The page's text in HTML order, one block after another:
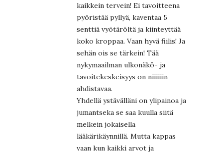
kaikkein tervein! Ei tavoitteena
pyöristää pyllyä, kaventaa 5
senttiä vyötäröltä ja kiinteyttää
koko kroppaa. Vaan hyvä fiilis! Ja
sehän ois se tärkein! Tää
nykymaailman ulkonäkö- ja
tavoitekeskeisyys on niiiiiin
ahdistavaa.
Yhdellä ystävälläni on ylipainoa ja
jumantseka se saa kuulla siitä
melkein jokaisella
lääkärikäynnillä. Mutta kappas
vaan kun kaikki arvot ja